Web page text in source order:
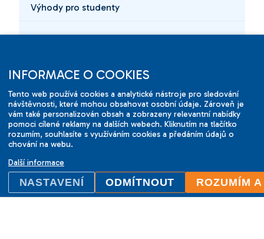
Výhody pro studenty
Termíny a ceny
Reference studentů
INFORMACE O COOKIES
Tento web používá cookies a analytické nástroje pro sledování
návštěvnosti, které mohou obsahovat osobní údaje. Zároveň je
vám také personalizován obsah a zobrazeny relevantní nabídky
pomoci cílené reklamy na dalších webech. Kliknutím na tlačítko
rozumím, souhlasíte s využíváním cookies a předáním údajů o
chování na webu.
Další informace
NASTAVENÍ ODMÍTNOUT ROZUMÍM